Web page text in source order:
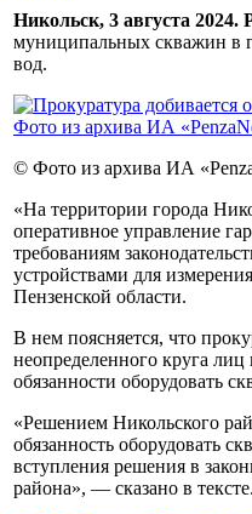
Никольск, 3 августа 2024.
муниципальных скважин в
вод.
© Фото из архива ИА
«На территории города
оперативное управление
требованиям
устройствами для
Пензенской области.
В нем поясняется, что
неопределенного круга
обязанности оборудовать
«Решением Никольского
обязанность оборудовать
вступления решения в
района», — сказано в тексте.